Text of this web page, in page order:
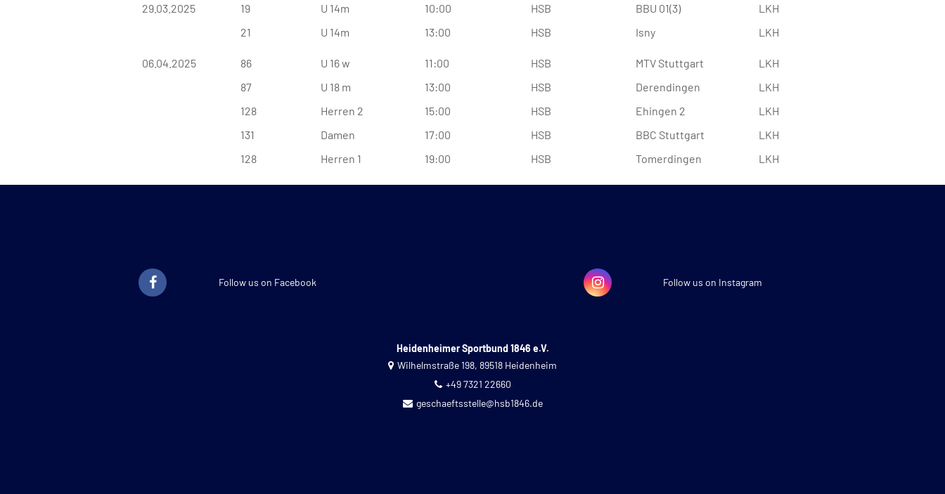
29.03.2025 19 U 14m 10:00 HSB BBU 01(3)
LKH
21
U 14m 13:00 HSB Isny LKH
06.04.2025 86 U 16 w 11:00 HSB MTV Stuttgart
LKH
87
U 18 m 13:00 HSB Derendingen
LKH
128
Herren 2 15:00 HSB Ehingen 2
LKH
131
Damen 17:00 HSB BBC Stuttgart
LKH
128
Herren 1 19:00 HSB Tomerdingen LKH
Follow us on Facebook Follow us on Instagram
Heidenheimer Sportbund 1846 e.V.
Wilhelmstraße 198, 89518 Heidenheim
+49 7321 22660
geschaeftsstelle@hsb1846.de